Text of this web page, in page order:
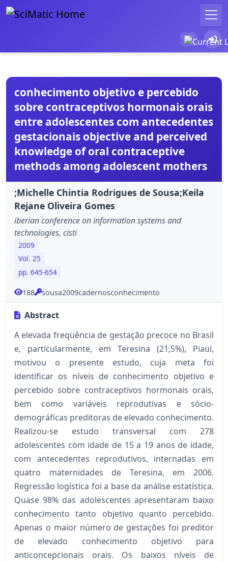
conhecimento objetivo e percebido
sobre contraceptivos hormonais orais
entre adolescentes com antecedentes
gestacionais objective and perceived
knowledge of oral contraceptive
methods among adolescent mothers
;Michelle Chintia Rodrigues de Sousa;Keila
Rejane Oliveira Gomes
iberian conference on information systems and
technologies, cisti
2009
Vol. 25
pp. 645-654
188 sousa2009cadernosconhecimento
Abstract
A elevada freqüência de gestação precoce no Brasil
e, particularmente, em Teresina (21,5%), Piauí,
motivou o presente estudo, cuja meta foi
identificar os níveis de conhecimento objetivo e
percebido sobre contraceptivos hormonais orais,
bem como variáveis reprodutivas e sócio-
demográficas preditoras de elevado conhecimento.
Realizou-se estudo transversal com 278
adolescentes com idade de 15 a 19 anos de idade,
com antecedentes reprodutivos, internadas em
quatro maternidades de Teresina, em 2006.
Regressão logística foi a base da análise estatística.
Quase 98% das adolescentes apresentaram baixo
conhecimento tanto objetivo quanto percebido.
Apenas o maior número de gestações foi preditor
de elevado conhecimento objetivo para
anticoncepcionais orais. Os baixos níveis de